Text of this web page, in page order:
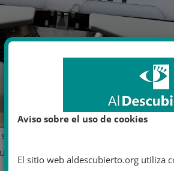
la herramienta utilizada en los
de capital pertenecientes a otros
Aviso sobre el uso de cookies
El sitio web aldescubierto.org utiliza